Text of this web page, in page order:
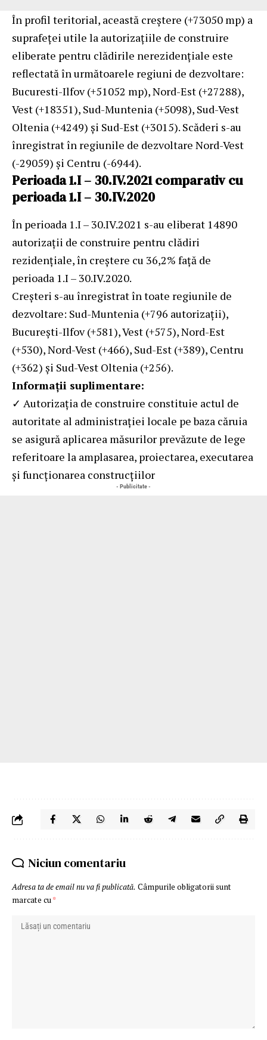
În profil teritorial, această creştere (+73050 mp) a
suprafeţei utile la autorizaţiile de construire
eliberate pentru clădirile nerezidenţiale este
reflectată în următoarele regiuni de dezvoltare:
Bucuresti-Ilfov (+51052 mp), Nord-Est (+27288),
Vest (+18351), Sud-Muntenia (+5098), Sud-Vest
Oltenia (+4249) şi Sud-Est (+3015). Scăderi s-au
înregistrat în regiunile de dezvoltare Nord-Vest
(-29059) şi Centru (-6944).
Perioada 1.I – 30.IV.2021 comparativ cu
perioada 1.I – 30.IV.2020
În perioada 1.I – 30.IV.2021 s-au eliberat 14890
autorizaţii de construire pentru clădiri
rezidenţiale, în creştere cu 36,2% faţă de
perioada 1.I – 30.IV.2020.
Creşteri s-au înregistrat în toate regiunile de
dezvoltare: Sud-Muntenia (+796 autorizaţii),
Bucureşti-Ilfov (+581), Vest (+575), Nord-Est
(+530), Nord-Vest (+466), Sud-Est (+389), Centru
(+362) şi Sud-Vest Oltenia (+256).
Informaţii suplimentare:
✓ Autorizaţia de construire constituie actul de
autoritate al administraţiei locale pe baza căruia
se asigură aplicarea măsurilor prevăzute de lege
referitoare la amplasarea, proiectarea, executarea
şi funcţionarea construcţiilor
- Publicitate -
Niciun comentariu
Adresa ta de email nu va fi publicată. Câmpurile obligatorii sunt
marcate cu*